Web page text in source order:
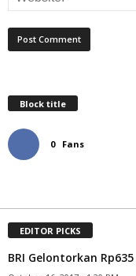
Block title
0 Fans
EDITOR PICKS
BRI Gelontorkan